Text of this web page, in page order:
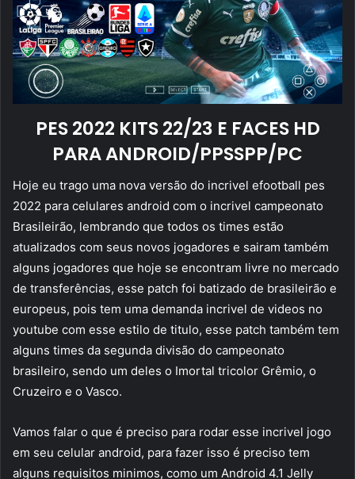
PES 2022 KITS 22/23 E FACES HD
PARA ANDROID/PPSSPP/PC
Hoje eu trago uma nova versão do incrivel efootball pes
2022 para celulares android com o incrivel campeonato
Brasileirão, lembrando que todos os times estão
atualizados com seus novos jogadores e sairam também
alguns jogadores que hoje se encontram livre no mercado
de transferências, esse patch foi batizado de brasileirão e
europeus, pois tem uma demanda incrivel de videos no
youtube com esse estilo de titulo, esse patch também tem
alguns times da segunda divisão do campeonato
brasileiro, sendo um deles o Imortal tricolor Grêmio, o
Cruzeiro e o Vasco.
Vamos falar o que é preciso para rodar esse incrivel jogo
em seu celular android, para fazer isso é preciso tem
alguns requisitos minimos, como um Android 4.1 Jelly